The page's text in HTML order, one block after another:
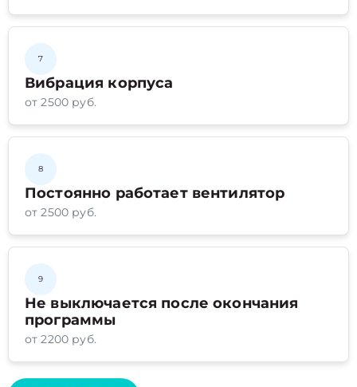
7
Вибрация корпуса
от 2500 руб.
8
Постоянно работает вентилятор
от 2500 руб.
9
Не выключается после окончания
программы
от 2200 руб.